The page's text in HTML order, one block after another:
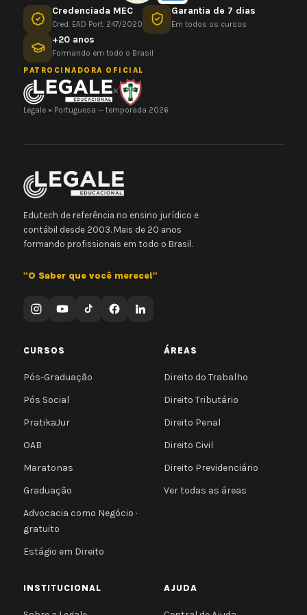
Credenciada MEC
Cred. EAD Port. 247/2020
Garantia de 7 dias
Em todos os cursos
+20 anos
Formando em todo o Brasil
PATROCINADORA OFICIAL
×
Legale × Portuguesa — temporada 2026
Edutech de referência no ensino jurídico e
contábil desde 2003. Mais de 20 anos
formando profissionais em todo o Brasil.
"O Saber que você merece!"
CURSOS
Pós-Graduação
Pós Social
PratikaJur
OAB
Maratonas
Graduação
Advocacia como Negócio ·
gratuito
Estágio em Direito
ÁREAS
Direito do Trabalho
Direito Tributário
Direito Penal
Direito Civil
Direito Previdenciário
Ver todas as áreas
INSTITUCIONAL AJUDA